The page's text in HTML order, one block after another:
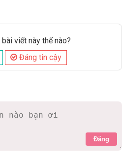
viết này thế nào?
Đáng tin cậy
Đăng